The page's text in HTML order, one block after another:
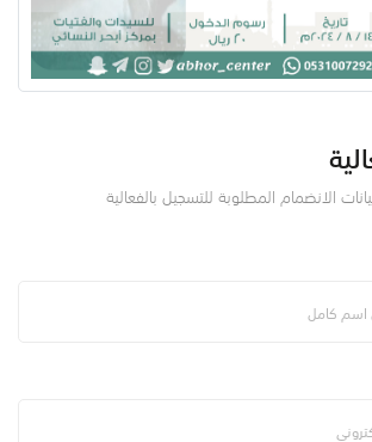
الانضمام المطلوبة للتسجيل بالفعالية